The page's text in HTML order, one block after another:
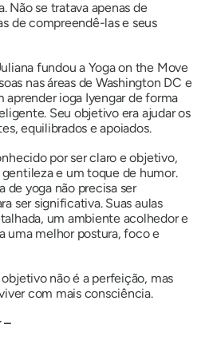
Não se tratava apenas de
de compreendê-las e seus
fundou a Yoga on the Move
nas áreas de Washington DC e
aprender ioga Iyengar de forma
Seu objetivo era ajudar os
equilibrados e apoiados.
por ser claro e objetivo,
e um toque de humor.
de yoga não precisa ser
ser significativa. Suas aulas
um ambiente acolhedor e
uma melhor postura, foco e
objetivo não é a perfeição, mas
com mais consciência.
–